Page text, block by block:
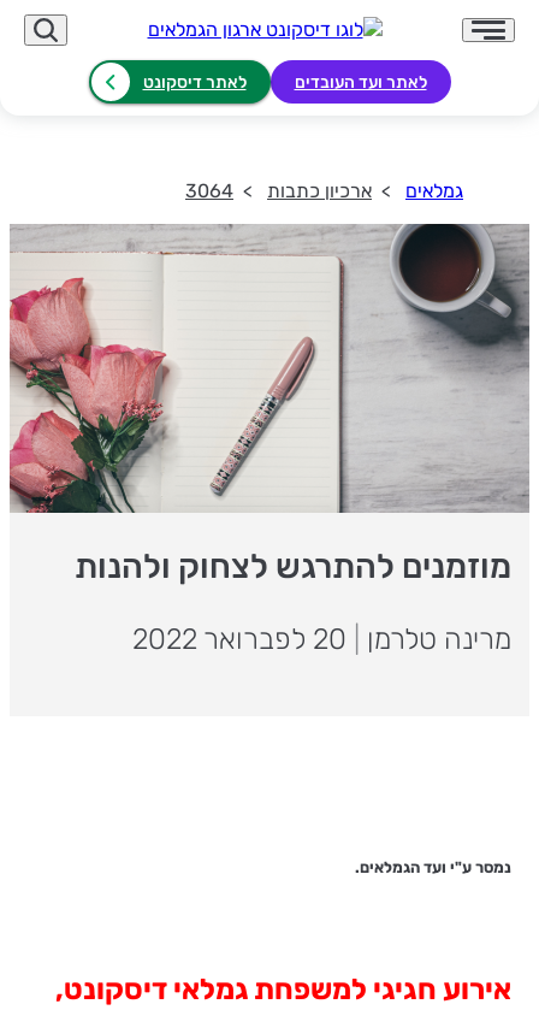
לאתר ועד העובדים לאתר דיסקונט
גמלאים ארכיון כתבות 3064
מוזמנים להתרגש לצחוק ולהנות
מרינה טלרמן
נמסר ע"י ועד הגמלאים.
אירוע חגיגי למשפחת גמלאי דיסקונט,